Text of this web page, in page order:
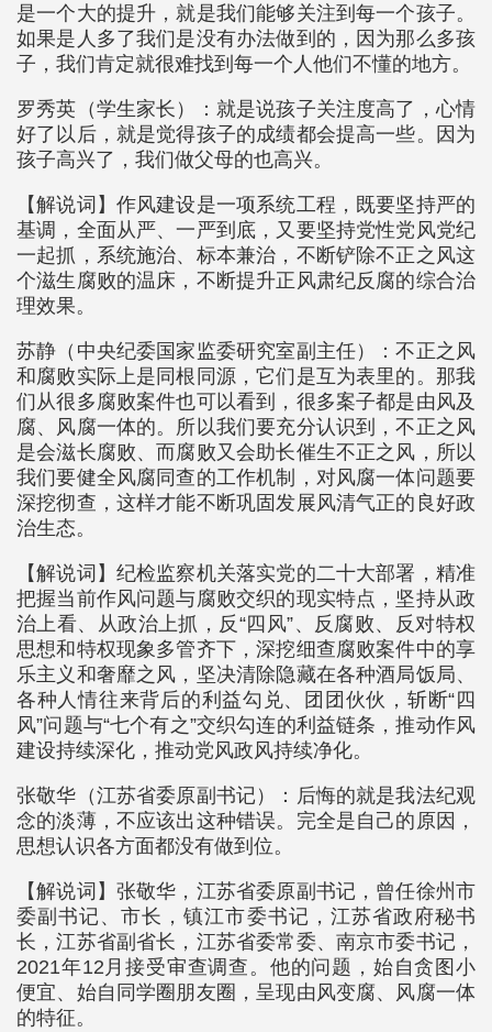
是一个大的提升，就是我们能够关注到每一个孩子。
如果是人多了我们是没有办法做到的，因为那么多孩
子，我们肯定就很难找到每一个人他们不懂的地方。
罗秀英（学生家长）：就是说孩子关注度高了，心情
好了以后，就是觉得孩子的成绩都会提高一些。因为
孩子高兴了，我们做父母的也高兴。
【解说词】作风建设是一项系统工程，既要坚持严的
基调，全面从严、一严到底，又要坚持党性党风党纪
一起抓，系统施治、标本兼治，不断铲除不正之风这
个滋生腐败的温床，不断提升正风肃纪反腐的综合治
理效果。
苏静（中央纪委国家监委研究室副主任）：不正之风
和腐败实际上是同根同源，它们是互为表里的。那我
们从很多腐败案件也可以看到，很多案子都是由风及
腐、风腐一体的。所以我们要充分认识到，不正之风
是会滋长腐败、而腐败又会助长催生不正之风，所以
我们要健全风腐同查的工作机制，对风腐一体问题要
深挖彻查，这样才能不断巩固发展风清气正的良好政
治生态。
【解说词】纪检监察机关落实党的二十大部署，精准
把握当前作风问题与腐败交织的现实特点，坚持从政
治上看、从政治上抓，反“四风”、反腐败、反对特权
思想和特权现象多管齐下，深挖细查腐败案件中的享
乐主义和奢靡之风，坚决清除隐藏在各种酒局饭局、
各种人情往来背后的利益勾兑、团团伙伙，斩断“四
风”问题与“七个有之”交织勾连的利益链条，推动作风
建设持续深化，推动党风政风持续净化。
张敬华（江苏省委原副书记）：后悔的就是我法纪观
念的淡薄，不应该出这种错误。完全是自己的原因，
思想认识各方面都没有做到位。
【解说词】张敬华，江苏省委原副书记，曾任徐州市
委副书记、市长，镇江市委书记，江苏省政府秘书
长，江苏省副省长，江苏省委常委、南京市委书记，
2021年12月接受审查调查。他的问题，始自贪图小
便宜、始自同学圈朋友圈，呈现由风变腐、风腐一体
的特征。